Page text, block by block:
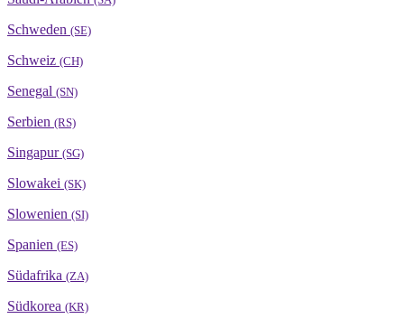
Schweden (SE)
Schweiz (CH)
Senegal (SN)
Serbien (RS)
Singapur (SG)
Slowakei (SK)
Slowenien (SI)
Spanien (ES)
Südafrika (ZA)
Südkorea (KR)